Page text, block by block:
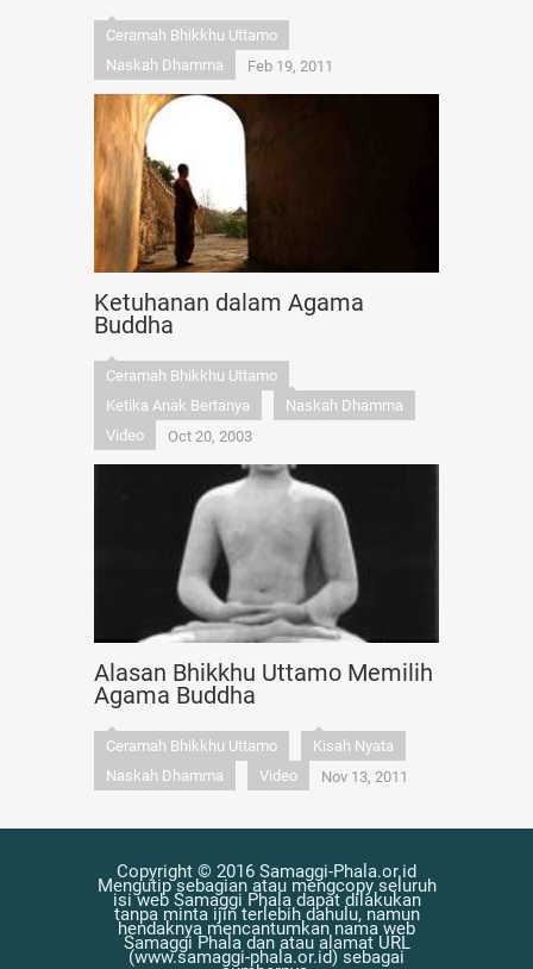
Ceramah Bhikkhu Uttamo
Naskah Dhamma
Feb 19, 2011
Ketuhanan dalam Agama
Buddha
Ceramah Bhikkhu Uttamo
Ketika Anak Bertanya
Naskah Dhamma
Video
Oct 20, 2003
Alasan Bhikkhu Uttamo Memilih
Agama Buddha
Ceramah Bhikkhu Uttamo
Kisah Nyata
Naskah Dhamma
Video Nov 13, 2011
Copyright © 2016 Samaggi-Phala.or.id
Mengutip sebagian atau mengcopy seluruh
isi web Samaggi Phala dapat dilakukan
tanpa minta ijin terlebih dahulu, namun
hendaknya mencantumkan nama web
Samaggi Phala dan atau alamat URL
(www.samaggi-phala.or.id) sebagai